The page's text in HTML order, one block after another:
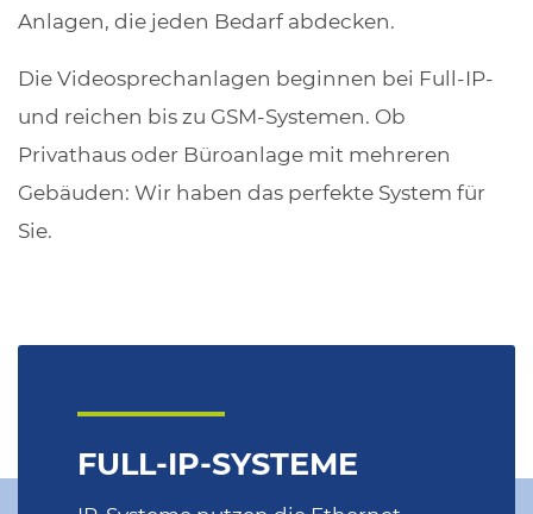
Anlagen, die jeden Bedarf abdecken.
Die Videosprechanlagen beginnen bei Full-IP-
und reichen bis zu GSM-Systemen. Ob
Privathaus oder Büroanlage mit mehreren
Gebäuden: Wir haben das perfekte System für
Sie.
FULL-IP-SYSTEME